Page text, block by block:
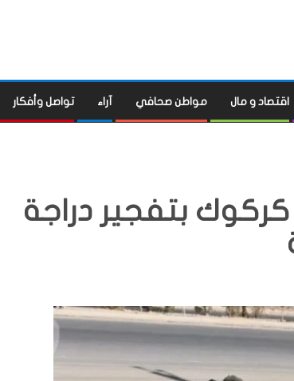
اقتصاد و مال مواطن صحافي آراء تواصل وأفكار
بتفجير دراجة